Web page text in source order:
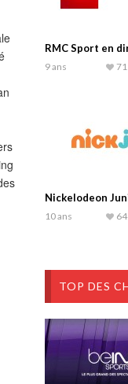
RMC Sport en
9 ans 71
Nickelodeon
10 ans 64
TOP DES